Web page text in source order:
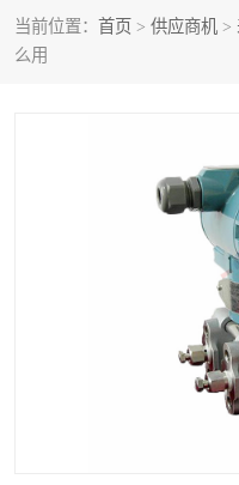
当前位置： 首页 > 供应商机 >
么用
位移传感器